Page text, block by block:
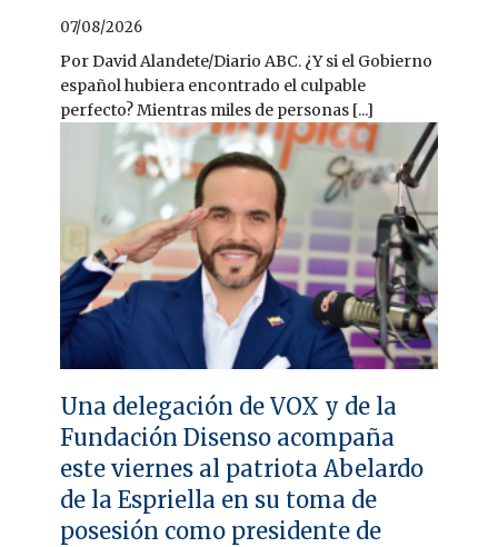
07/08/2026
Por David Alandete/Diario ABC. ¿Y si el Gobierno
español hubiera encontrado el culpable
perfecto? Mientras miles de personas [...]
Una delegación de VOX y de la
Fundación Disenso acompaña
este viernes al patriota Abelardo
de la Espriella en su toma de
posesión como presidente de